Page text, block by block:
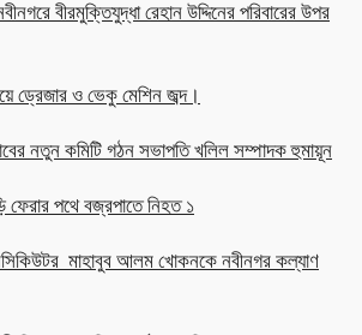
বীরমুক্তিযুদ্ধা রেহান উদ্দিনের পরিবারের উপর
ড্রেজার ও ভেকু মেশিন জব্দ।
নতুন কমিটি গঠন সভাপতি খলিল সম্পাদক হুমায়ূন
ফেরার পথে বজ্রপাতে নিহত ১
মাহাবুব আলম খোকনকে নবীনগর কল্যাণ